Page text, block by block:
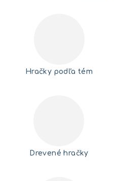
Hračky podľa tém
Drevené hračky